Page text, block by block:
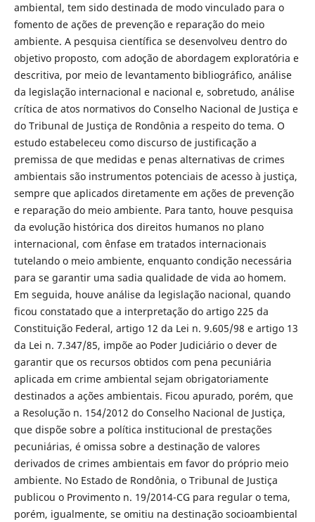
ambiental, tem sido destinada de modo vinculado para o
fomento de ações de prevenção e reparação do meio
ambiente. A pesquisa científica se desenvolveu dentro do
objetivo proposto, com adoção de abordagem exploratória e
descritiva, por meio de levantamento bibliográfico, análise
da legislação internacional e nacional e, sobretudo, análise
crítica de atos normativos do Conselho Nacional de Justiça e
do Tribunal de Justiça de Rondônia a respeito do tema. O
estudo estabeleceu como discurso de justificação a
premissa de que medidas e penas alternativas de crimes
ambientais são instrumentos potenciais de acesso à justiça,
sempre que aplicados diretamente em ações de prevenção
e reparação do meio ambiente. Para tanto, houve pesquisa
da evolução histórica dos direitos humanos no plano
internacional, com ênfase em tratados internacionais
tutelando o meio ambiente, enquanto condição necessária
para se garantir uma sadia qualidade de vida ao homem.
Em seguida, houve análise da legislação nacional, quando
ficou constatado que a interpretação do artigo 225 da
Constituição Federal, artigo 12 da Lei n. 9.605/98 e artigo 13
da Lei n. 7.347/85, impõe ao Poder Judiciário o dever de
garantir que os recursos obtidos com pena pecuniária
aplicada em crime ambiental sejam obrigatoriamente
destinados a ações ambientais. Ficou apurado, porém, que
a Resolução n. 154/2012 do Conselho Nacional de Justiça,
que dispõe sobre a política institucional de prestações
pecuniárias, é omissa sobre a destinação de valores
derivados de crimes ambientais em favor do próprio meio
ambiente. No Estado de Rondônia, o Tribunal de Justiça
publicou o Provimento n. 19/2014-CG para regular o tema,
porém, igualmente, se omitiu na destinação socioambiental